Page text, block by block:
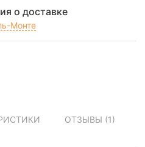
о доставке
Монте
ОТЗЫВЫ (1)